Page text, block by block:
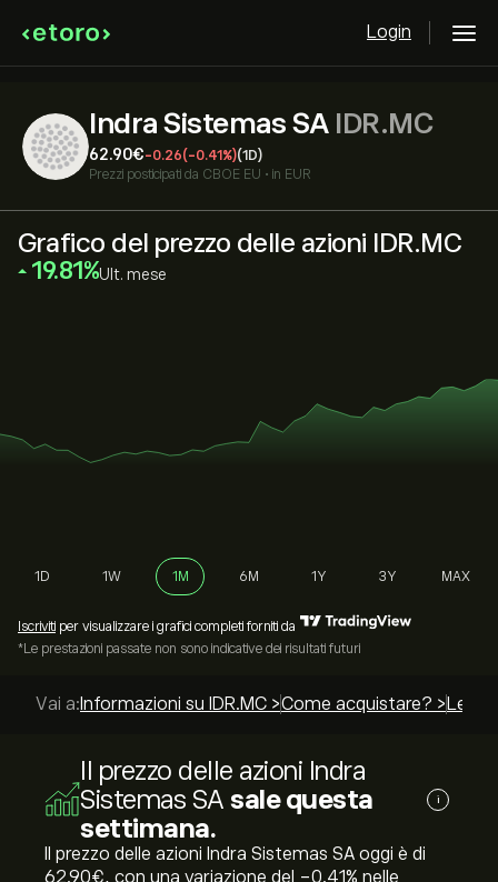
Login
Indra Sistemas SA IDR.MC
62.90‎€‎-0.26(-0.41%)(1D)
Prezzi posticipati da CBOE EU • in EUR
Grafico del prezzo delle azioni IDR.MC
‎19.81‎ Ult. mese
1D 1W 1M 6M 1Y 3Y MAX
Iscriviti per visualizzare i grafici completi forniti da
*Le prestazioni passate non sono indicative dei risultati futuri
Vai a: Informazioni su IDR.MC >Come acquistare? > Le
Il prezzo delle azioni Indra
Sistemas SA sale questa
settimana.
i
Il prezzo delle azioni Indra Sistemas SA oggi è di
62.90‎€‎, con una variazione del ‎-0.41‎% nelle